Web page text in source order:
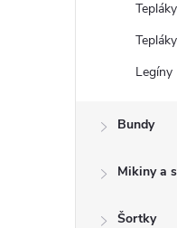
Legíny
Bundy
Mikiny a
Šortky